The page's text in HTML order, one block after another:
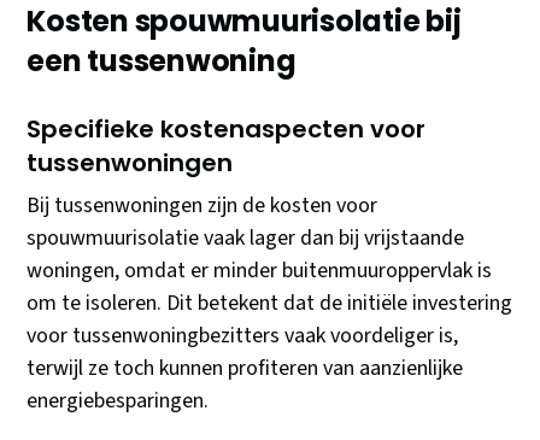
Kosten spouwmuurisolatie bij
een tussenwoning
Specifieke kostenaspecten voor
tussenwoningen
Bij tussenwoningen zijn de kosten voor
spouwmuurisolatie vaak lager dan bij vrijstaande
woningen, omdat er minder buitenmuuroppervlak is
om te isoleren. Dit betekent dat de initiële investering
voor tussenwoningbezitters vaak voordeliger is,
terwijl ze toch kunnen profiteren van aanzienlijke
energiebesparingen.